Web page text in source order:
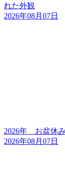
れた外観
2026年08月07日
2026年 お盆休
2026年08月07日